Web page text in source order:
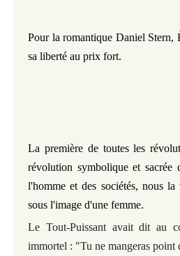
Pour la romantique Daniel Stern,
sa liberté au prix fort.
La première de toutes les
révolution symbolique et
l'homme et des sociétés, nous
sous l'image d'une femme.
Le Tout-Puissant avait dit au
immortel : "Tu ne mangeras point